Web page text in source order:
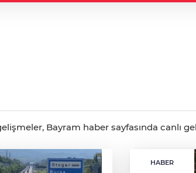
Bayram haber sayfasında canlı
HABER